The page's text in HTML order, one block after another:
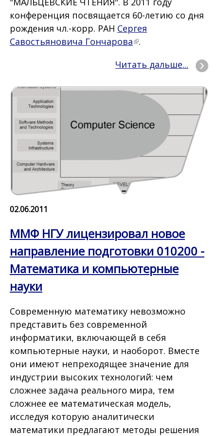
конференция посвящается 60-летию со дня
рождения чл.-корр. РАН Сергея
Савостьяновича Гончарова .
Читать дальше...
02.06.2011
ММФ НГУ лицензировал новое
направление подготовки 010200 -
Математика и компьютерные
науки
Современную математику невозможно
представить без современной
информатики, включающей в себя
компьютерные науки, и наоборот. Вместе
они имеют непреходящее значение для
индустрии высоких технологий: чем
сложнее задача реального мира, тем
сложнее ее математическая модель,
исследуя которую аналитически
математики предлагают методы решения